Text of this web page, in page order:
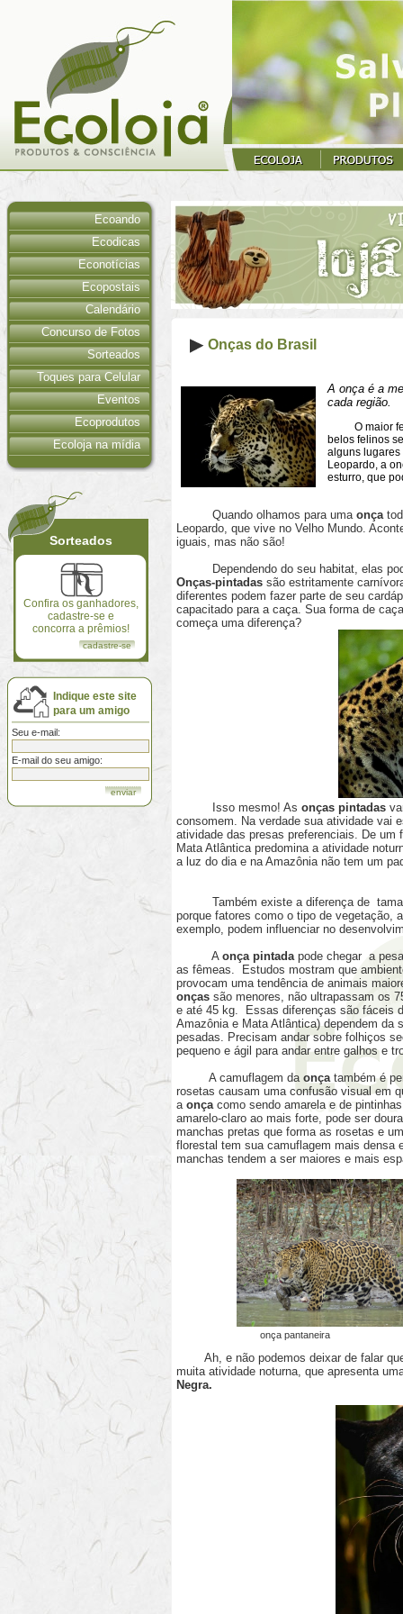
Ecoando
Ecodicas
Econotícias
Ecopostais
Calendário
Concurso de Fotos
Sorteados
Toques para Celular
Eventos
Ecoprodutos
Ecoloja na mídia
Sorteados
Confira os ganhadores,
cadastre-se e
concorra a prêmios!
cadastre-se
Indique este site
para um amigo
Seu e-mail:
E-mail do seu amigo:
Onças do Brasil
A onça é a
cada região.
O maior
belos felinos
alguns
Leopardo, a
esturro, que
Quando olhamos para uma onça
Leopardo, que vive no Velho Mundo.
iguais, mas não são!
Dependendo do seu habitat, elas
Onças-pintadas são estritamente
diferentes podem fazer parte de seu
capacitado para a caça. Sua forma de
começa uma diferença?
Isso mesmo! As onças pintadas
consomem. Na verdade sua atividade vai
atividade das presas preferenciais. De um
Mata Atlântica predomina a atividade
a luz do dia e na Amazônia não tem um
Também existe a diferença de
porque fatores como o tipo de vegetação,
exemplo, podem influenciar no
A onça pintadapode chegar a
as fêmeas. Estudos mostram que
provocam uma tendência de animais
onças são menores, não ultrapassam os
e até 45 kg. Essas diferenças são fáceis
Amazônia e Mata Atlântica) dependem da
pesadas. Precisam andar sobre folhiços
pequeno e ágil para andar entre galhos e
A camuflagem da onçatambém é
rosetas causam uma confusão visual em
a onça como sendo amarela e de
amarelo-claro ao mais forte, pode ser
manchas pretas que forma as rosetas e
florestal tem sua camuflagem mais densa
manchas tendem a ser maiores e mais
onça
Ah, e não podemos deixar de falar
muita atividade noturna, que apresenta
Negra.